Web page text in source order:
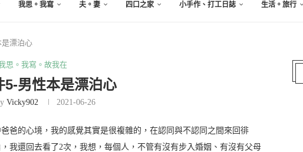
我思。我寫 夫。妻 四口之家 小手作、打工日誌 生活。旅行
是漂泊心
思。我寫。故我在
5-男性本是漂泊心
Vicky902 2021-06-26
爸的心境，我的感覺其實是很複雜的，在認同與不認同之間來回徘
我還回去看了2次，我想，每個人，不管有沒有步入婚姻、有沒有父母